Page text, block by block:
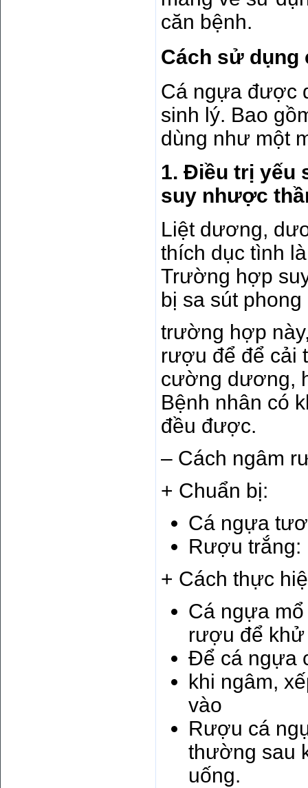
căn bệnh.
Cách sử dụng
Cá ngựa được
sinh lý. Bao
dùng như một
1. Điều trị yếu
suy nhược
Liệt dương,
thích dục tình
Trường hợp
bị sa sút
trường hợp
rượu để để cải
cường dương,
Bệnh nhân có
đều được.
– Cách ngâm
+ Chuẩn bị:
Cá ngựa
Rượu trắng:
+ Cách thực
Cá ngựa
rượu để
Để cá ngựa
khi ngâm,
vào
Rượu cá
thường sau
uống.